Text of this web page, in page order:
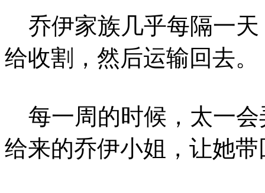
乔伊家族几乎每隔一天
给收割，然后运输回去。
每一周的时候，太一会
给来的乔伊小姐，让她带